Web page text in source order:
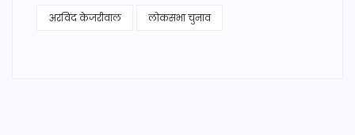
अरविंद केजरीवाल लोकसभा चुनाव